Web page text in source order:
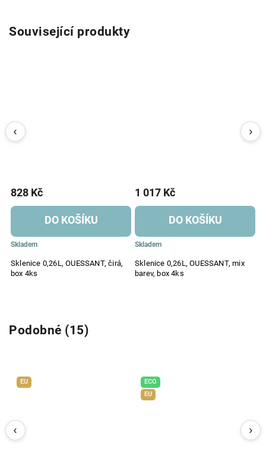
Související produkty
Sklenice 0,26L, OUESSANT, čirá,
box 4ks
Skladem
828 Kč
DO KOŠÍKU
Sklenice 0,26L, OUESSANT, mix
barev, box 4ks
Skladem
1 017 Kč
DO KOŠÍKU
Podobné (15)
EU
ECO
EU